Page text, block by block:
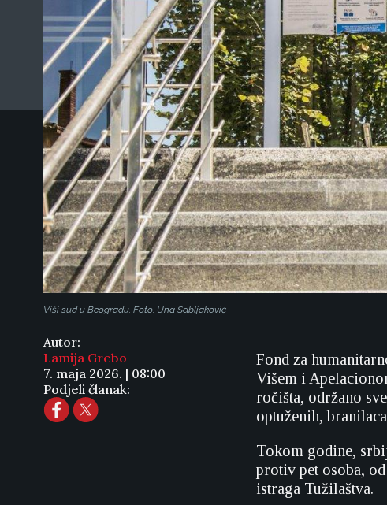
Viši sud u Beogradu. Foto: Una Sabljaković
Autor:
Lamija Grebo
7. maja 2026. | 08:00
Podjeli članak:
Fond za
Višem i
ročišta, održano
optuženih,
Tokom godine,
protiv pet osoba,
istraga Tužilaštva.